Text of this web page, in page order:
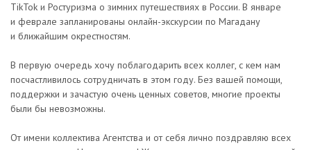
TikTok и Ростуризма о зимних путешествиях в России. В январе
и феврале запланированы онлайн-экскурсии по Магадану
и ближайшим окрестностям.
В первую очередь хочу поблагодарить всех коллег, с кем нам
посчастливилось сотрудничать в этом году. Без вашей помощи,
поддержки и зачастую очень ценных советов, многие проекты
были бы невозможны.
От имени коллектива Агентства и от себя лично поздравляю всех